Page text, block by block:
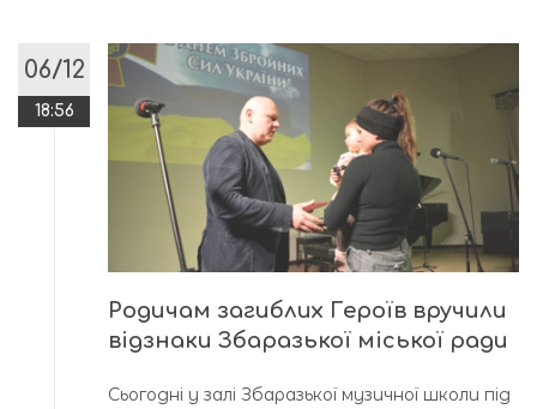
06/12
18:56
Родичам загиблих Героїв вручили
відзнаки Збаразької міської ради
Сьогодні у залі Збаразької музичної школи під